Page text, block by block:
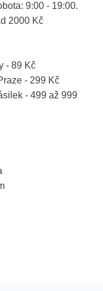
9:00 - 19:00.
2000 Kč
- 89 Kč
- 299 Kč
- 499 až 999